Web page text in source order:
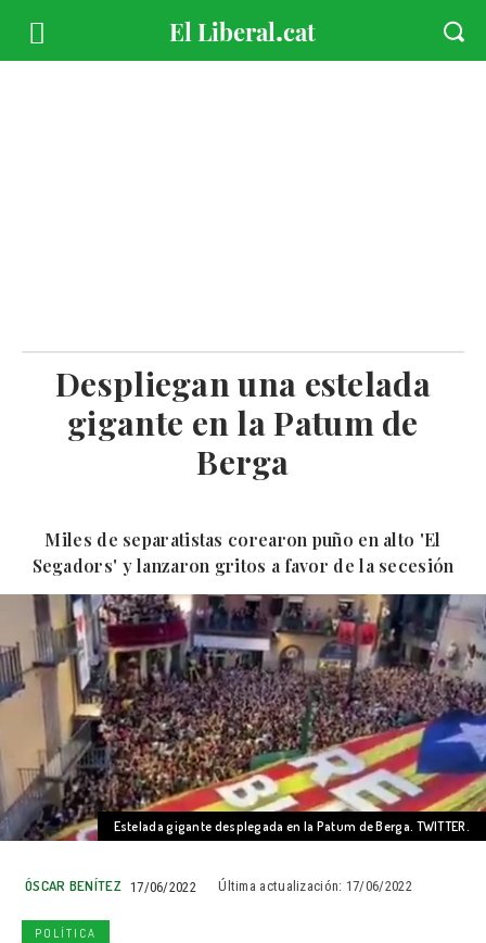
Despliegan una estelada
gigante en la Patum de
Berga
Miles de separatistas corearon puño en alto 'El
Segadors' y lanzaron gritos a favor de la secesión
Estelada gigante desplegada en la Patum de Berga. TWITTER.
ÓSCAR BENÍTEZ 17/06/2022 Última actualización: 17/06/2022
POLÍTICA